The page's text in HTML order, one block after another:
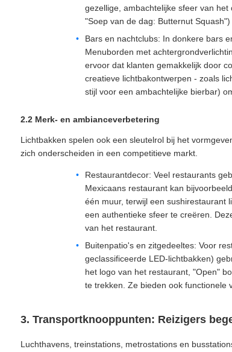
gezellige, ambachtelijke sfeer van
"Soep van de dag: Butternut
Bars en nachtclubs: In donkere bars
Menuborden met
ervoor dat klanten gemakkelijk door
creatieve lichtbakontwerpen - zoals
stijl voor een ambachtelijke bierbar)
2.2 Merk- en ambianceverbetering
Lichtbakken spelen ook een sleutelrol bij het
zich onderscheiden in een competitieve markt.
Restaurantdecor: Veel restaurants
Mexicaans restaurant kan
één muur, terwijl een sushirestaurant
een authentieke sfeer te creëren.
van het restaurant.
Buitenpatio's en zitgedeeltes: Voor
geclassificeerde LED-lichtbakken)
het logo van het restaurant, "Open"
te trekken. Ze bieden ook functionele
3. Transportknooppunten: Reizigers
Luchthavens, treinstations, metrostations en